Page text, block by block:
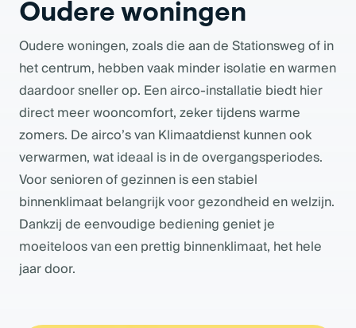
Oudere woningen
Oudere woningen, zoals die aan de Stationsweg of in
het centrum, hebben vaak minder isolatie en warmen
daardoor sneller op. Een airco-installatie biedt hier
direct meer wooncomfort, zeker tijdens warme
zomers. De airco’s van Klimaatdienst kunnen ook
verwarmen, wat ideaal is in de overgangsperiodes.
Voor senioren of gezinnen is een stabiel
binnenklimaat belangrijk voor gezondheid en welzijn.
Dankzij de eenvoudige bediening geniet je
moeiteloos van een prettig binnenklimaat, het hele
jaar door.